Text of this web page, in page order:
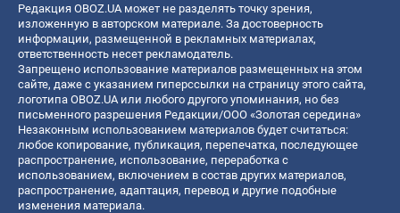
Редакция OBOZ.UA может не разделять точку зрения,
изложенную в авторском материале. За достоверность
информации, размещенной в рекламных материалах,
ответственность несет рекламодатель.
Запрещено использование материалов размещенных на этом
сайте, даже с указанием гиперссылки на страницу этого сайта,
логотипа OBOZ.UA или любого другого упоминания, но без
письменного разрешения Редакции/ООО «Золотая середина»
Незаконным использованием материалов будет считаться:
любое копирование, публикация, перепечатка, последующее
распространение, использование, переработка с
использованием, включением в состав других материалов,
распространение, адаптация, перевод и другие подобные
изменения материала.